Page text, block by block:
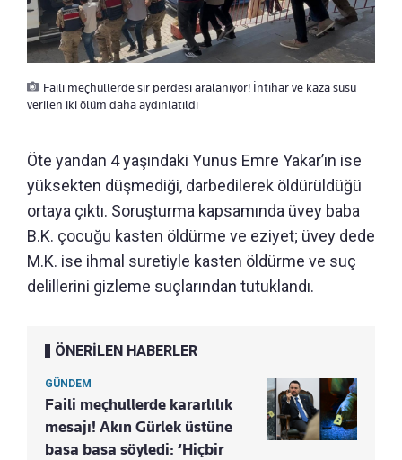
Faili meçhullerde sır perdesi aralanıyor! İntihar ve kaza süsü
verilen iki ölüm daha aydınlatıldı
Öte yandan 4 yaşındaki Yunus Emre Yakar’ın ise
yüksekten düşmediği, darbedilerek öldürüldüğü
ortaya çıktı. Soruşturma kapsamında üvey baba
B.K. çocuğu kasten öldürme ve eziyet; üvey dede
M.K. ise ihmal suretiyle kasten öldürme ve suç
delillerini gizleme suçlarından tutuklandı.
ÖNERİLEN HABERLER
GÜNDEM
Faili meçhullerde kararlılık
mesajı! Akın Gürlek üstüne
basa basa söyledi: ‘Hiçbir